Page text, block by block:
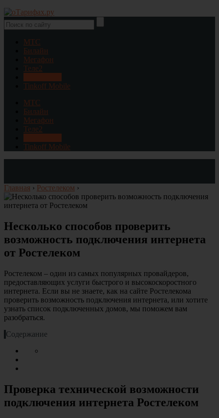
МТС
Билайн
Мегафон
Теле2
Tinkoff Mobile
МТС
Билайн
Мегафон
Теле2
Tinkoff Mobile
Главная › Ростелеком ›
Несколько способов проверить
возможность подключения интернета
от Ростелеком
Ростелеком – один из самых популярных провайдеров,
предоставляющих услуги быстрого и высокоскоростного
интернета. Если вы не знаете, как на сайте Ростелекома
проверить возможность подключения интернета, или хотите
узнать список подключенных домов, мы поможем вам
разобраться.
Содержание
Проверка технической возможности
подключения интернета Ростелеком